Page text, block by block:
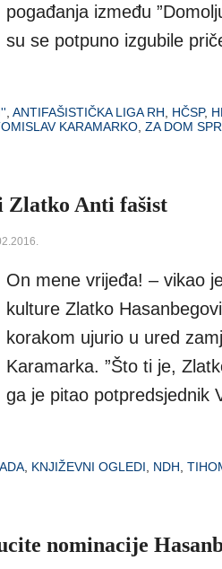
pogađanja između
su se potpuno izgubile
ANTIFAŠISTIČKA LIGA RH HČSP,
KARAMARKO ZA DOM
Anti fašist
On mene vrijeđa! – vikao
kulture Zlatko
korakom ujurio u ured
Karamarka. ”Što ti je,
ga je pitao potpredsjednik
KNJIŽEVNI OGLEDI NDH
nominacije